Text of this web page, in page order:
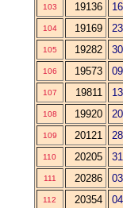
103 19136
104 19169
105 19282
106 19573
107 19811
108 19920
109 20121
110 20205
111 20286
112 20354